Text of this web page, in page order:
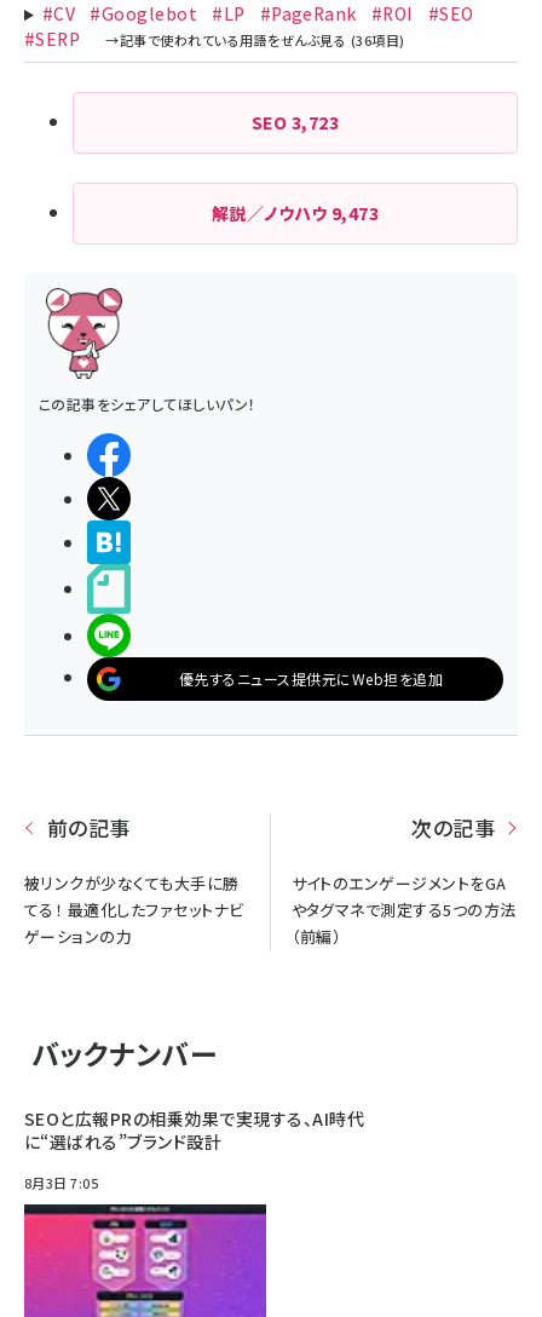
#CV #Googlebot #LP #PageRank #ROI
#SEO
#SERP
SEO 3,723
解説／ノウハウ 9,473
この記事をシェアしてほしいパン！
優先するニュース提供元にWeb担を追加
前の記事
被リンクが少なくても大手に勝
てる！ 最適化したファセットナビ
ゲーションの力
次の記事
サイトのエンゲージメントをGA
やタグマネで測定する5つの方法
（前編）
バックナンバー
SEOと広報PRの相乗効果で実現する、AI時代
に“選ばれる”ブランド設計
8月3日 7:05